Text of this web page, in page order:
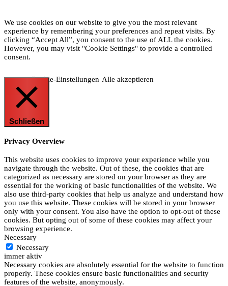
We use cookies on our website to give you the most relevant
experience by remembering your preferences and repeat visits. By
clicking “Accept All”, you consent to the use of ALL the cookies.
However, you may visit "Cookie Settings" to provide a controlled
consent.
Cookie-Einstellungen Alle akzeptieren
Schließen
Privacy Overview
This website uses cookies to improve your experience while you
navigate through the website. Out of these, the cookies that are
categorized as necessary are stored on your browser as they are
essential for the working of basic functionalities of the website. We
also use third-party cookies that help us analyze and understand how
you use this website. These cookies will be stored in your browser
only with your consent. You also have the option to opt-out of these
cookies. But opting out of some of these cookies may affect your
browsing experience.
Necessary
Necessary
immer aktiv
Necessary cookies are absolutely essential for the website to function
properly. These cookies ensure basic functionalities and security
features of the website, anonymously.